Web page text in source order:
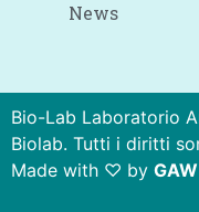
News
Bio-Lab Laboratorio
Biolab. Tutti i diritti
Made with ♡ by